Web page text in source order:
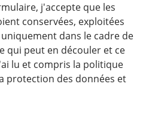
j'accepte que les
conservées, exploitées
dans le cadre de
qui peut en découler et ce
lu et compris la politique
protection des données et